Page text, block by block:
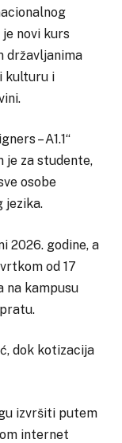
novi kurs
državljanima
kulturu i
– A1.1“
je za studente,
osobe
jezika.
2026. godine, a
od 17
na kampusu
dok kotizacija
izvršiti putem
internet